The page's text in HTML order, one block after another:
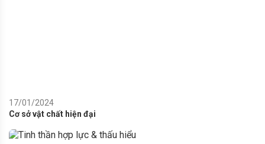
17/01/2024
Cơ sở vật chất hiện đại